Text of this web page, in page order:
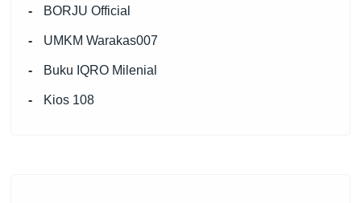
BORJU Official
UMKM Warakas007
Buku IQRO Milenial
Kios 108